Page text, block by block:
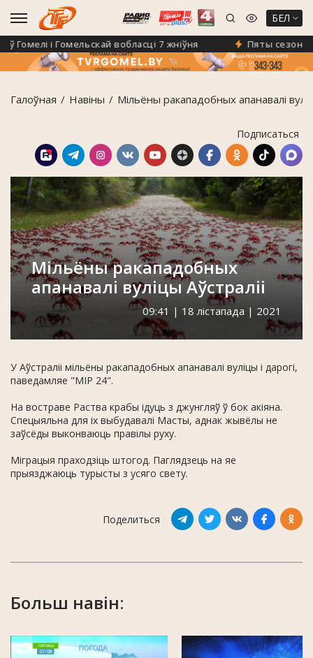
БЕЛ
і Гомельскай вобласці 7 жніўня Пяты сезон
Галоўная Навiны Мільёны ракападобных апанавалі
Подписаться
Мільёны ракападобных
апанавалі вуліцы Аўстраліі
09:41 | 18 лістапада | 2021
У Аўстраліі мільёны ракападобных апанавалі вуліцы і дарогі,
паведамляе "МІР 24".
На востраве Раства крабы ідуць з джунгляў ў бок акіяна.
Спецыяльна для іх выбудавалі Масты, аднак жывёлы не
заўсёды выконваюць правілы руху.
Міграцыя праходзіць штогод. Паглядзець на яе
прыязджаюць турысты з усяго свету.
Поделиться
Больш навін: